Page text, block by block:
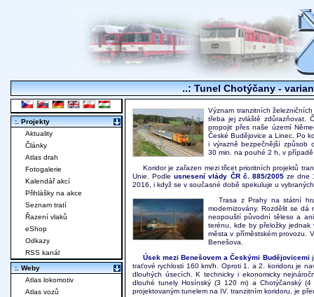
..: Tunel Chotýčany -
Význam tranzitních
třeba jej zvláště zdůrazňovat.
propojit přes naše území
České Budějovice a Linec. Po
i výrazně bezpečnější způsob
30 min. na pouhé 2 h, v
Koridor je zařazen mezi třicet prioritních projektů
Unie. Podleusnesení vlády ČR č. 885/2005ze dne
2016, i když se v současné době spekuluje u
Trasa z Prahy na státní
modernizovány. Rozdělit se
neopouští původní těleso a
terénu, kde by přeložky
města v příměstském provozu.
Benešova.
Úsek mezi Benešovem a Českými Budějovicemi
traťové rychlosti 160 km/h. Oproti 1. a 2. koridoru je
dlouhých úsecích. K technicky i ekonomicky
dlouhé tunely Hosínský (3 120 m) a Chotýčanský
projektovaným tunelem na IV. tranzitním koridoru, je
:. Projekty
Aktuality
Články
Atlas drah
Fotogalerie
Kalendář akcí
Přihlášky na akce
Seznam tratí
Řazení vlaků
eShop
Odkazy
RSS kanál
:. Weby
Atlas lokomotiv
Atlas vozů